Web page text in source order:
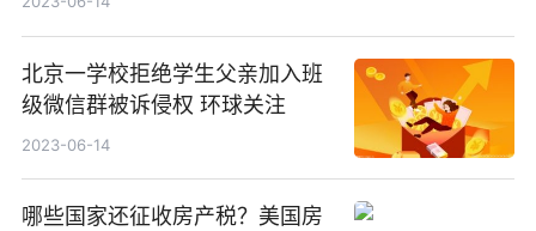
北京一学校拒绝学生父亲加入班
级微信群被诉侵权 环球关注
2023-06-14
哪些国家还征收房产税？美国房